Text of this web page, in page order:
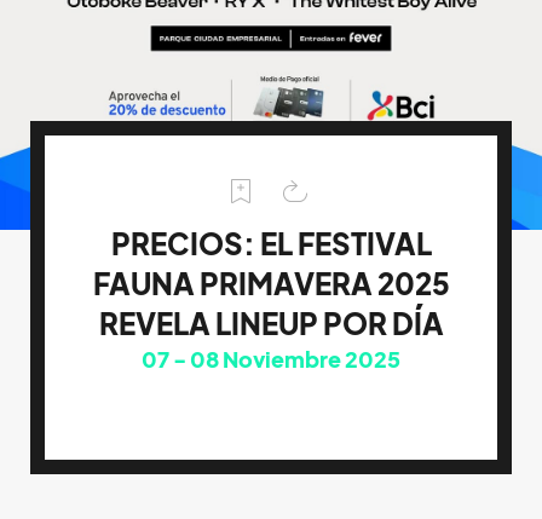
PRECIOS: EL FESTIVAL
FAUNA PRIMAVERA 2025
REVELA LINEUP POR DÍA
07 08Noviembre 2025